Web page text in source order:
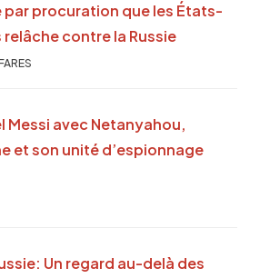
par procuration que les États-
relâche contre la Russie
Messi avec Netanyahou,
et son unité d’espionnage
Un regard au-delà des